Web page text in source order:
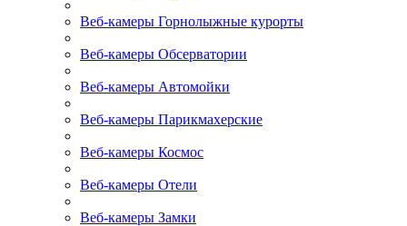
Веб-камеры Горнолыжные курорты
Веб-камеры Обсерватории
Веб-камеры Автомойки
Веб-камеры Парикмахерские
Веб-камеры Космос
Веб-камеры Отели
Веб-камеры Замки